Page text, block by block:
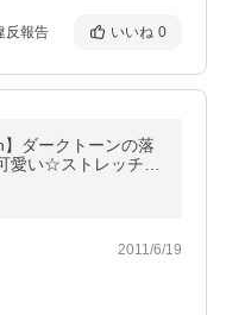
反報告 いいね 0
】ダークトーンの落
愛い☆ストレッチ迷
・交換不可】
2011/6/19